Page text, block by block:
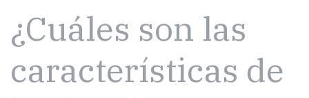
¿Cuáles son las
características de